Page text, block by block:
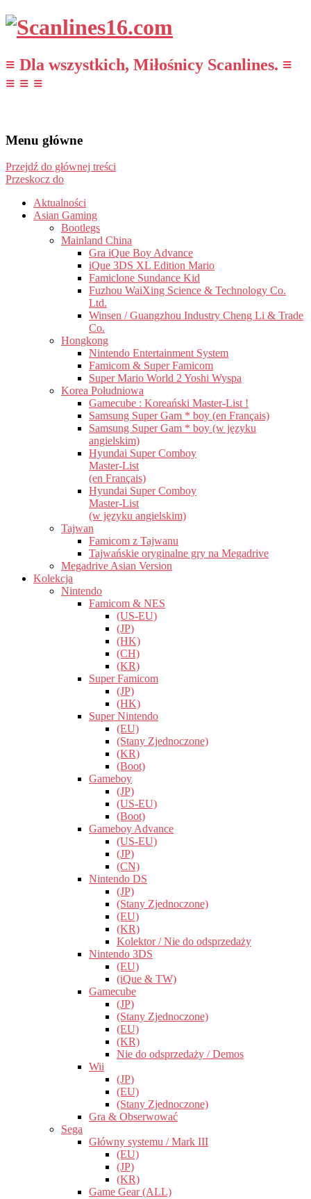
≡ Dla wszystkich, Miłośnicy Scanlines. ≡
≡ ≡ ≡
Menu główne
Przejdź do głównej treści
Przeskocz do
Aktualności
Asian Gaming
Bootlegs
Mainland China
Gra iQue Boy Advance
iQue 3DS XL Edition Mario
Famiclone Sundance Kid
Fuzhou WaiXing Science & Technology Co.
Ltd.
Winsen / Guangzhou Industry Cheng Li & Trade
Co.
Hongkong
Nintendo Entertainment System
Famicom & Super Famicom
Super Mario World 2 Yoshi Wyspa
Korea Południowa
Gamecube : Koreański Master-List !
Samsung Super Gam * boy (en Français)
Samsung Super Gam * boy (w języku
angielskim)
Hyundai Super Comboy
Master-List
(en Français)
Hyundai Super Comboy
Master-List
(w języku angielskim)
Tajwan
Famicom z Tajwanu
Tajwańskie oryginalne gry na Megadrive
Megadrive Asian Version
Kolekcja
Nintendo
Famicom & NES
(US-EU)
(JP)
(HK)
(CH)
(KR)
Super Famicom
(JP)
(HK)
Super Nintendo
(EU)
(Stany Zjednoczone)
(KR)
(Boot)
Gameboy
(JP)
(US-EU)
(Boot)
Gameboy Advance
(US-EU)
(JP)
(CN)
Nintendo DS
(JP)
(Stany Zjednoczone)
(EU)
(KR)
Kolektor / Nie do odsprzedaży
Nintendo 3DS
(EU)
(iQue & TW)
Gamecube
(JP)
(Stany Zjednoczone)
(EU)
(KR)
Nie do odsprzedaży / Demos
Wii
(JP)
(EU)
(Stany Zjednoczone)
Gra & Obserwować
Sega
Główny systemu / Mark III
(EU)
(JP)
(KR)
Game Gear (ALL)